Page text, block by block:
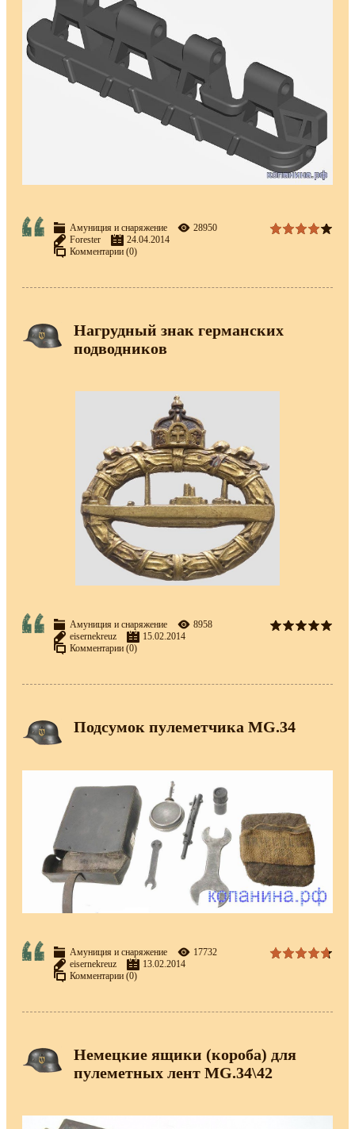
Амуниция и снаряжение
28950
Forester
24.04.2014
Комментарии (0)
Нагрудный знак германских
подводников
Амуниция и снаряжение
8958
eisernekreuz
15.02.2014
Комментарии (0)
Подсумок пулеметчика MG.34
Амуниция и снаряжение
17732
eisernekreuz
13.02.2014
Комментарии (0)
Немецкие ящики (короба) для
пулеметных лент MG.34\42